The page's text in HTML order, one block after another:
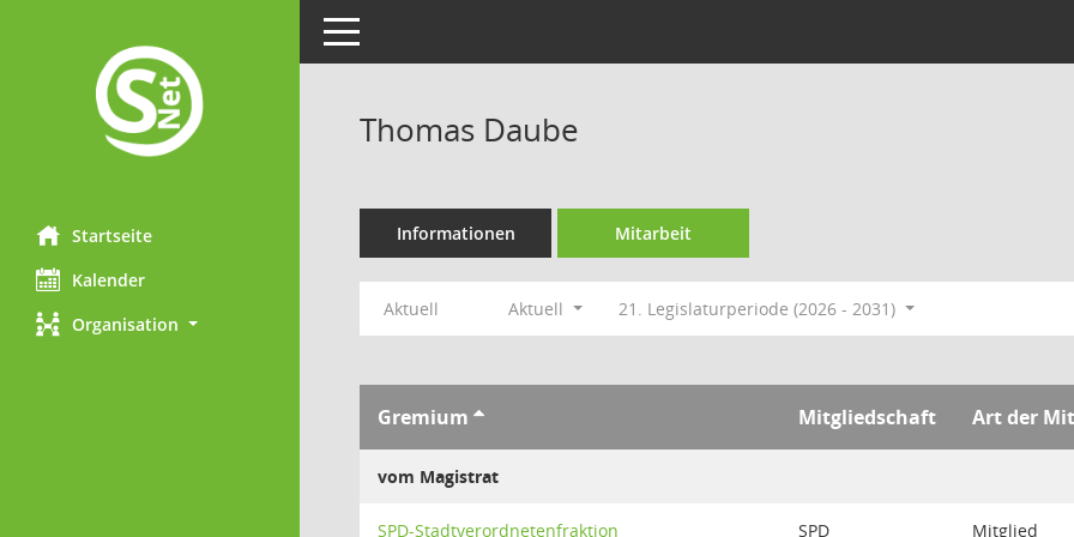
Startseite
Kalender
Organisation
Toggle navigation
Thomas Daube
Informationen Mitarbeit
Aktuell Aktuell 21. Legislaturperiode (2026 - 2031)
Gremium Mitgliedschaft Art der
vom Magistrat
SPD-Stadtverordnetenfraktion SPD Mitglied